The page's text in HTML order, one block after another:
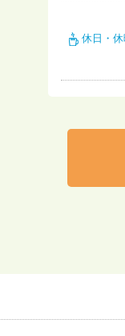
休日・休